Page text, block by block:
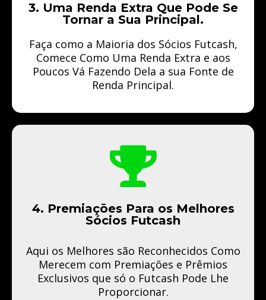
3. Uma Renda Extra Que Pode Se
Tornar a Sua Principal.
Faça como a Maioria dos Sócios Futcash,
Comece Como Uma Renda Extra e aos
Poucos Vá Fazendo Dela a sua Fonte de
Renda Principal.
4. Premiaçōes Para os Melhores
Sócios Futcash
Aqui os Melhores são Reconhecidos Como
Merecem com Premiações e Prêmios
Exclusivos que só o Futcash Pode Lhe
Proporcionar.